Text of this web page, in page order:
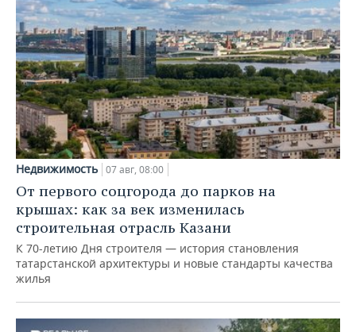
Недвижимость 07 авг, 08:00
От первого соцгорода до парков на
крышах: как за век изменилась
строительная отрасль Казани
К 70-летию Дня строителя — история становления
татарстанской архитектуры и новые стандарты качества
жилья